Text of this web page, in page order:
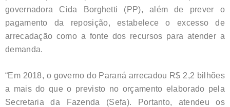
governadora Cida Borghetti (PP), além de prever o
pagamento da reposição, estabelece o excesso de
arrecadação como a fonte dos recursos para atender a
demanda.
“Em 2018, o governo do Paraná arrecadou R$ 2,2 bilhões
a mais do que o previsto no orçamento elaborado pela
Secretaria da Fazenda (Sefa). Portanto, atendeu os